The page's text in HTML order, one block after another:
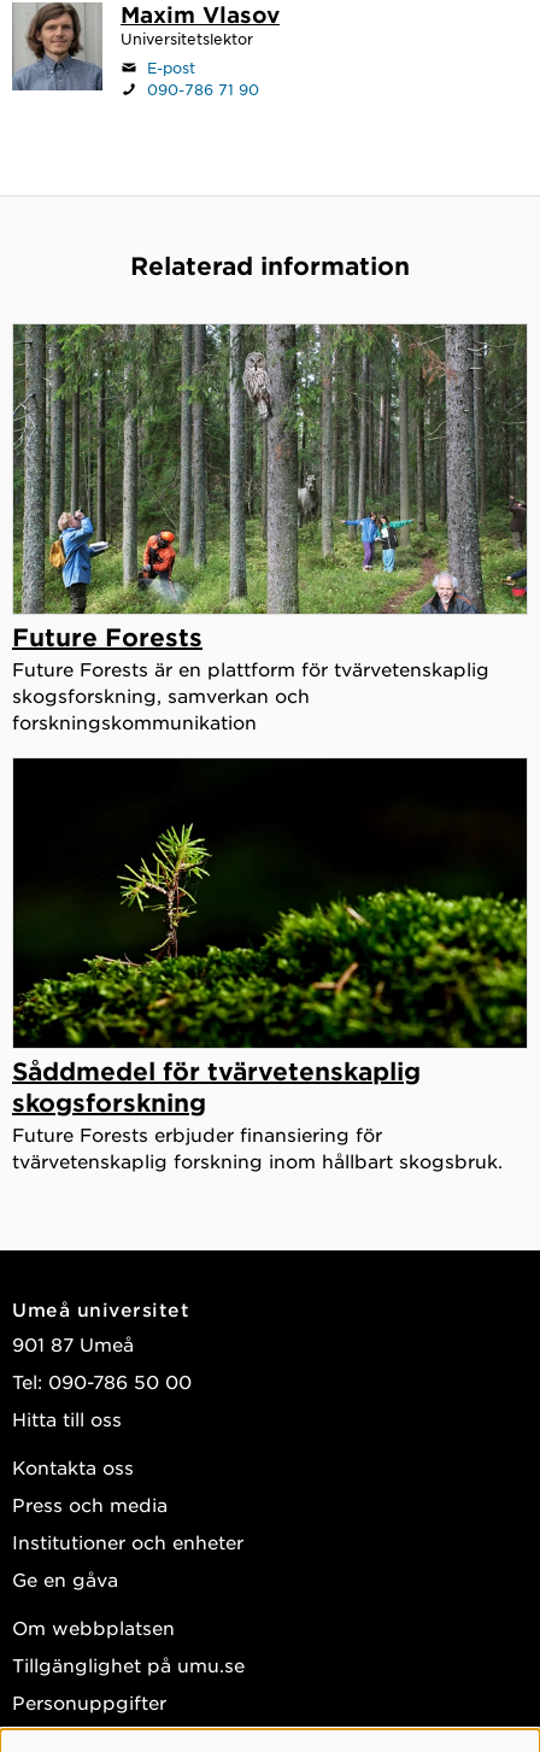
Maxim Vlasov
Universitetslektor
E-post
090-786 71 90
Relaterad information
Future Forests
Future Forests är en plattform för tvärvetenskaplig
skogsforskning, samverkan och
forskningskommunikation
Såddmedel för tvärvetenskaplig
skogsforskning
Future Forests erbjuder finansiering för
tvärvetenskaplig forskning inom hållbart skogsbruk.
Umeå universitet
901 87 Umeå
Tel: 090-786 50 00
Hitta till oss
Kontakta oss
Press och media
Institutioner och enheter
Ge en gåva
Om webbplatsen
Tillgänglighet på umu.se
Personuppgifter